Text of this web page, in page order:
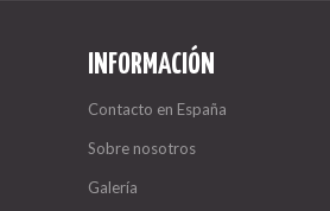
INFORMACIÓN
Contacto en España
Sobre nosotros
Galería